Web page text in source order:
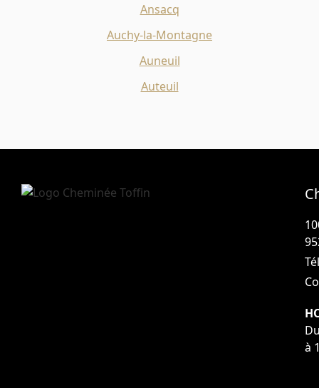
Ansacq
Auchy-la-Montagne
Auneuil
Auteuil
à